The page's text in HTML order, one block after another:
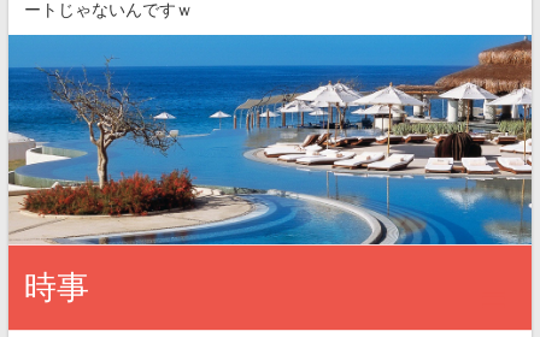
ートじゃないんですｗ
時事